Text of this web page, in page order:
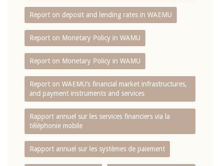
Report on deposit and lending rates in WAEMU
Report on Monetary Policy in WAMU
Report on Monetary Policy in WAMU
Report on WAEMU’s financial market infrastructures,
and payment instruments and services
Rapport annuel sur les services financiers via la
téléphonie mobile
Rapport annuel sur les systèmes de paiement